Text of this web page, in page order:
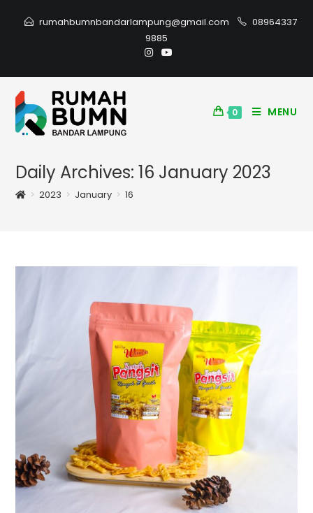
rumahbumnbandarlampung@gmail.com
08964337
9885
0 MENU
Daily Archives: 16 January 2023
> 2023 > January > 16